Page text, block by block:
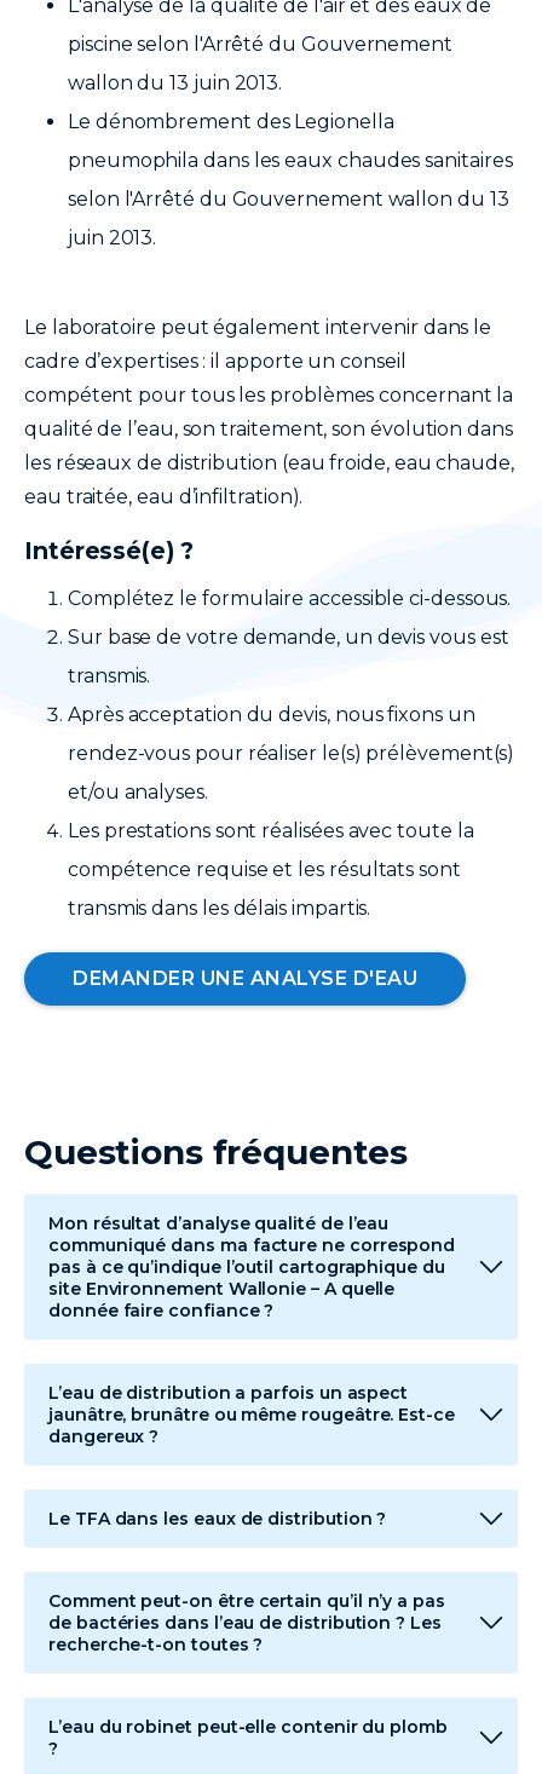
L'analyse de la qualité de l'air et des eaux de
piscine selon l'Arrêté du Gouvernement
wallon du 13 juin 2013.
Le dénombrement des Legionella
pneumophila dans les eaux chaudes sanitaires
selon l'Arrêté du Gouvernement wallon du 13
juin 2013.
Le laboratoire peut également intervenir dans le
cadre d’expertises : il apporte un conseil
compétent pour tous les problèmes concernant la
qualité de l’eau, son traitement, son évolution dans
les réseaux de distribution (eau froide, eau chaude,
eau traitée, eau d’infiltration).
Intéressé(e) ?
Complétez le formulaire accessible ci-dessous.
Sur base de votre demande, un devis vous est
transmis.
Après acceptation du devis, nous fixons un
rendez-vous pour réaliser le(s) prélèvement(s)
et/ou analyses.
Les prestations sont réalisées avec toute la
compétence requise et les résultats sont
transmis dans les délais impartis.
DEMANDER UNE ANALYSE D'EAU
Questions fréquentes
Mon résultat d’analyse qualité de l’eau
communiqué dans ma facture ne correspond
pas à ce qu’indique l’outil cartographique du
site Environnement Wallonie – A quelle
donnée faire confiance ?
L’eau de distribution a parfois un aspect
jaunâtre, brunâtre ou même rougeâtre. Est-ce
dangereux ?
Le TFA dans les eaux de distribution ?
Comment peut-on être certain qu’il n’y a pas
de bactéries dans l’eau de distribution ? Les
recherche-t-on toutes ?
L’eau du robinet peut-elle contenir du plomb
?